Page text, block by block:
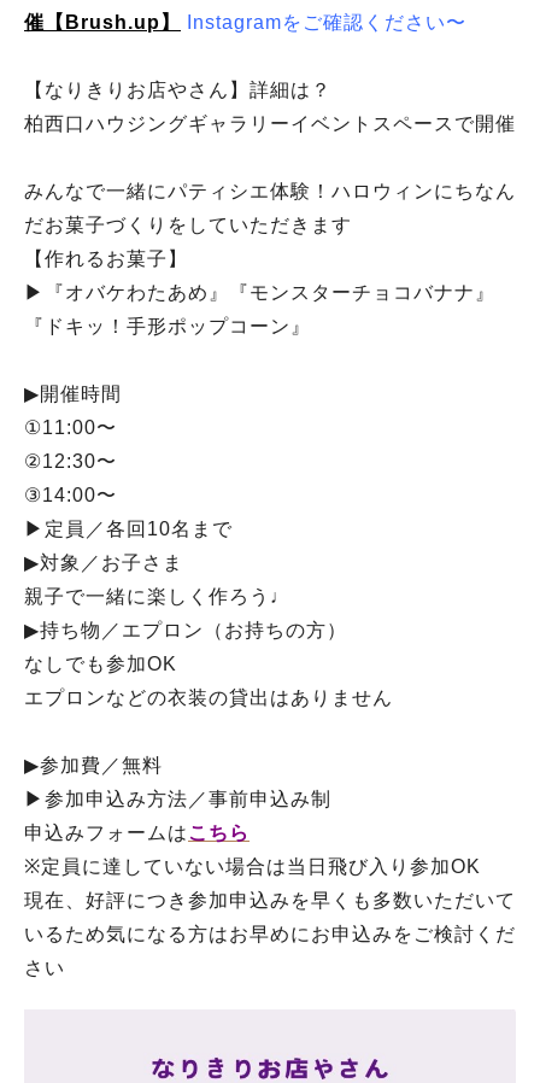
催【Brush.up】
Instagramをご確認ください〜
【なりきりお店やさん】詳細は？
柏西口ハウジングギャラリーイベントスペースで開催
みんなで一緒にパティシエ体験！ハロウィンにちなん
だお菓子づくりをしていただきます
【作れるお菓子】
▶︎『オバケわたあめ』『モンスターチョコバナナ』
『ドキッ！手形ポップコーン』
▶︎開催時間
①11:00〜
②12:30〜
③14:00〜
▶︎定員／各回10名まで
▶︎対象／お子さま
親子で一緒に楽しく作ろう♩
▶︎持ち物／エプロン（お持ちの方）
なしでも参加OK
エプロンなどの衣装の貸出はありません
▶︎参加費／無料
▶︎参加申込み方法／事前申込み制
申込みフォームはこちら
※定員に達していない場合は当日飛び入り参加OK
現在、好評につき参加申込みを早くも多数いただいて
いるため気になる方はお早めにお申込みをご検討くだ
さい